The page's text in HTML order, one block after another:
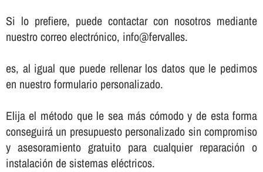
Si lo prefiere, puede contactar con nosotros mediante
nuestro correo electrónico, info@fervalles.
es, al igual que puede rellenar los datos que le pedimos
en nuestro formulario personalizado.
Elija el método que le sea más cómodo y de esta forma
conseguirá un presupuesto personalizado sin compromiso
y asesoramiento gratuito para cualquier reparación o
instalación de sistemas eléctricos.